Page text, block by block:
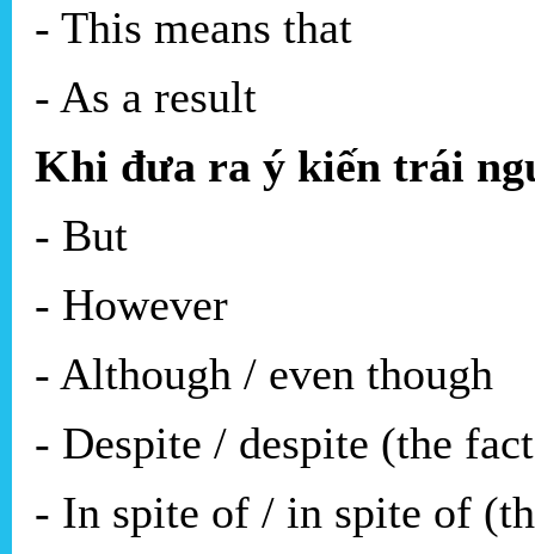
- This means that
- As a result
Khi đưa ra ý kiến trái
- But
- However
- Although / even though
- Despite / despite (the
- In spite of / in spite of